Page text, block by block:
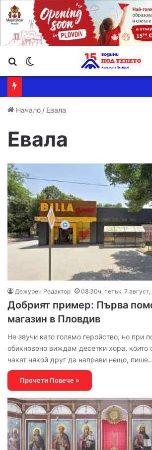
Търсене ...
Начало / Евала
Евала
Дежурен Редактор 08:30ч, петък, 7 август,
Добрият пример: Първа
магазин в Пловдив
Не звучи като голямо геройство, но при
обикновено виждам десетки хора, които
чакат някой друг да направи нещо,
Прочети Повече »